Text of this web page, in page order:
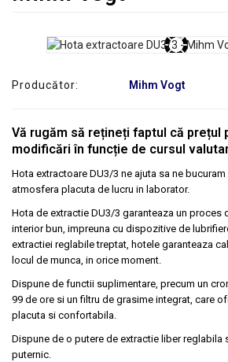
ÎNCHIRIERI
SECOND
Producător: Mihm Vogt
Vă rugăm să rețineți faptul că prețul
modificări în funcție de cursul
Hota extractoare DU3/3 ne ajuta sa ne
atmosfera placuta de lucru in laborator.
Hota de extractie DU3/3 garanteaza un proces
interior bun, impreuna cu dispozitive de
extractiei reglabile treptat, hotele garanteaza
locul de munca, in orice moment.
Dispune de functii suplimentare, precum un
99 de ore si un filtru de grasime integrat, care
placuta si confortabila.
Dispune de o putere de extractie liber reglabila
puternic.